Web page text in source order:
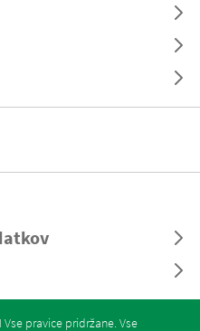
pravice pridržane. Vse